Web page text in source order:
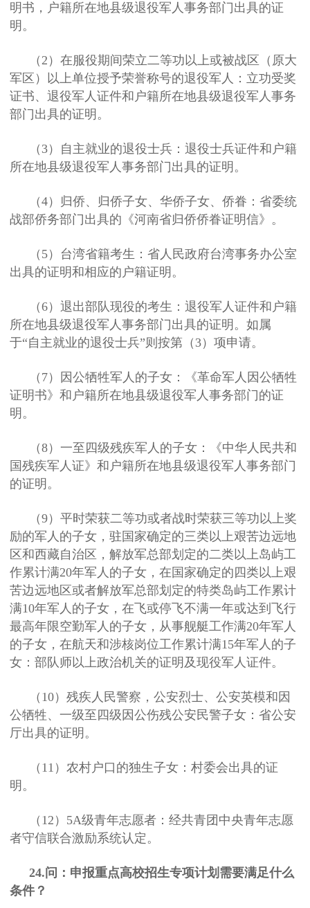
明书，户籍所在地县级退役军人事务部门出具的证
明。
（2）在服役期间荣立二等功以上或被战区（原大
军区）以上单位授予荣誉称号的退役军人：立功受奖
证书、退役军人证件和户籍所在地县级退役军人事务
部门出具的证明。
（3）自主就业的退役士兵：退役士兵证件和户籍
所在地县级退役军人事务部门出具的证明。
（4）归侨、归侨子女、华侨子女、侨眷：省委统
战部侨务部门出具的《河南省归侨侨眷证明信》。
（5）台湾省籍考生：省人民政府台湾事务办公室
出具的证明和相应的户籍证明。
（6）退出部队现役的考生：退役军人证件和户籍
所在地县级退役军人事务部门出具的证明。如属
于“自主就业的退役士兵”则按第（3）项申请。
（7）因公牺牲军人的子女：《革命军人因公牺牲
证明书》和户籍所在地县级退役军人事务部门的证
明。
（8）一至四级残疾军人的子女：《中华人民共和
国残疾军人证》和户籍所在地县级退役军人事务部门
的证明。
（9）平时荣获二等功或者战时荣获三等功以上奖
励的军人的子女，驻国家确定的三类以上艰苦边远地
区和西藏自治区，解放军总部划定的二类以上岛屿工
作累计满20年军人的子女，在国家确定的四类以上艰
苦边远地区或者解放军总部划定的特类岛屿工作累计
满10年军人的子女，在飞或停飞不满一年或达到飞行
最高年限空勤军人的子女，从事舰艇工作满20年军人
的子女，在航天和涉核岗位工作累计满15年军人的子
女：部队师以上政治机关的证明及现役军人证件。
（10）残疾人民警察，公安烈士、公安英模和因
公牺牲、一级至四级因公伤残公安民警子女：省公安
厅出具的证明。
（11）农村户口的独生子女：村委会出具的证
明。
（12）5A级青年志愿者：经共青团中央青年志愿
者守信联合激励系统认定。
24.问：申报重点高校招生专项计划需要满足什么
条件？